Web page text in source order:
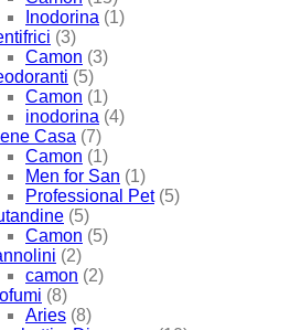
Inodorina (1)
(3)
Camon (3)
(5)
Camon (1)
inodorina (4)
Casa (7)
Camon (1)
Men for San (1)
Professional Pet (5)
(5)
Camon (5)
(2)
camon (2)
(8)
Aries (8)